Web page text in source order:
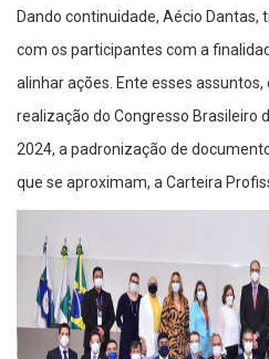
Dando continuidade, Aécio
com os participantes com a
alinhar ações. Ente esses
realização do Congresso Brasileiro
2024, a padronização de
que se aproximam, a Carteira